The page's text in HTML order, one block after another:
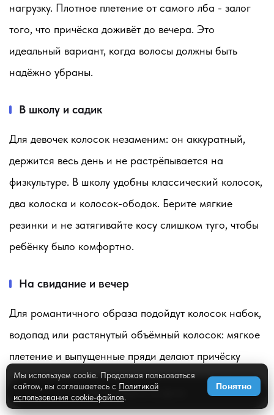
нагрузку. Плотное плетение от самого лба - залог
того, что причёска доживёт до вечера. Это
идеальный вариант, когда волосы должны быть
надёжно убраны.
В школу и садик
Для девочек колосок незаменим: он аккуратный,
держится весь день и не растрёпывается на
физкультуре. В школу удобны классический колосок,
два колоска и колосок-ободок. Берите мягкие
резинки и не затягивайте косу слишком туго, чтобы
ребёнку было комфортно.
На свидание и вечер
Для романтичного образа подойдут колосок набок,
водопад или растянутый объёмный колосок: мягкое
плетение и выпущенные пряди делают причёску
женственной. Такой вариант выглядит продуманно,
но не слишком парадно - в самый раз для встречи
✨Примерить на фото
Мы используем cookie. Продолжая пользоваться
сайтом, вы соглашаетесь с Политикой
использования cookie-файлов.
Понятно